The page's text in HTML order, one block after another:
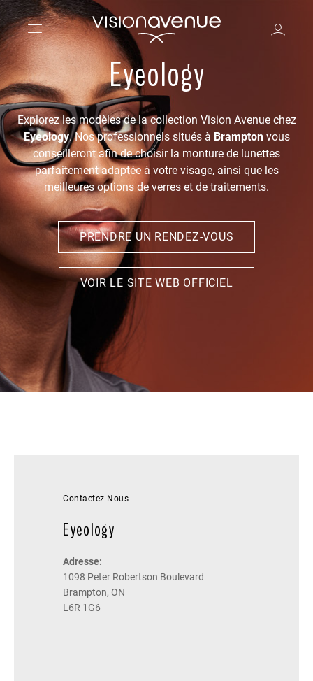
Eyeology
Explorez les modèles de la collection Vision Avenue chez
Eyeology. Nos professionnels situés à Bramptonvous
conseilleront afin de choisir la monture de lunettes
parfaitement adaptée à votre visage, ainsi que les
meilleures options de verres et de traitements.
PRENDRE UN RENDEZ-VOUS
VOIR LE SITE WEB OFFICIEL
Contactez-Nous
Eyeology
Adresse:
1098 Peter Robertson Boulevard
Brampton, ON
L6R 1G6